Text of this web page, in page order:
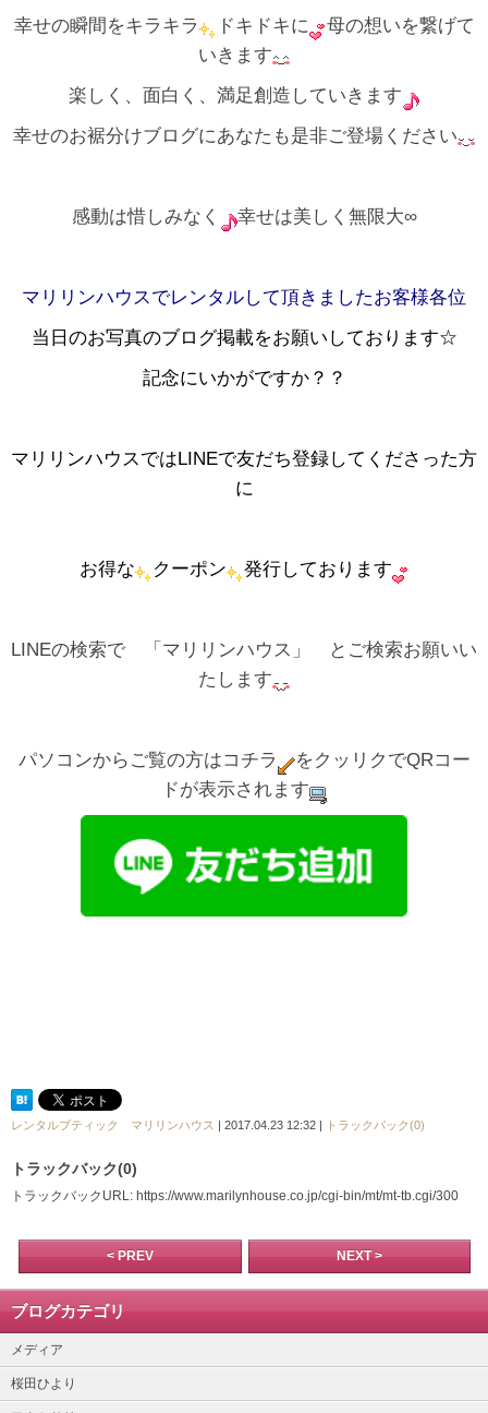
幸せの瞬間をキラキラ
ドキドキに
母の想いを繋げて
いきます
楽しく、面白く、満足創造していきます
幸せのお裾分けブログにあなたも是非ご登場ください
感動は惜しみなく 幸せは美しく無限大∞
マリリンハウスでレンタルして頂きましたお客様各位
当日のお写真のブログ掲載をお願いしております☆
記念にいかがですか？？
マリリンハウスではLINEで友だち登録してくださった方
に
お得な クーポン 発行しております
LINEの検索で 「マリリンハウス」 とご検索お願いい
たします
パソコンからご覧の方はコチラ
をクッリクでQRコー
ドが表示されます
レンタルブティック マリリンハウス | 2017.04.23 12:32 | トラックバック(0)
トラックバック(0)
トラックバックURL: https://www.marilynhouse.co.jp/cgi-bin/mt/mt-tb.cgi/300
< PREV NEXT >
ブログカテゴリ
メディア
桜田ひより